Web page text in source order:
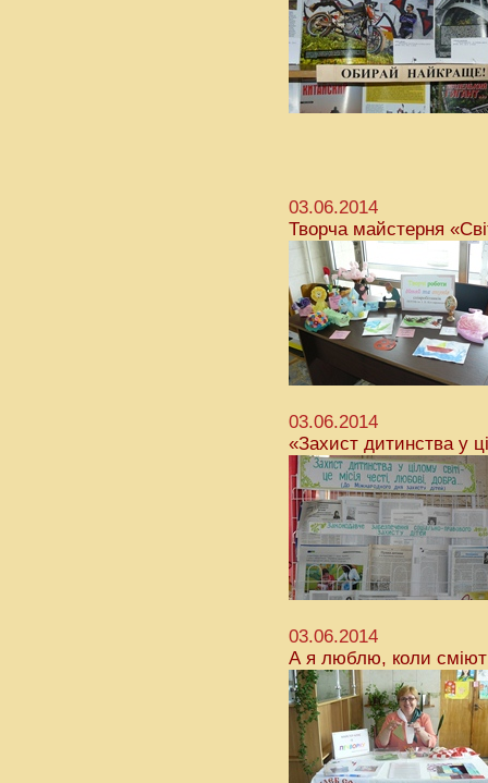
03.06.2014
Творча майстерня
03.06.2014
«Захист дитинства у
03.06.2014
А я люблю, коли